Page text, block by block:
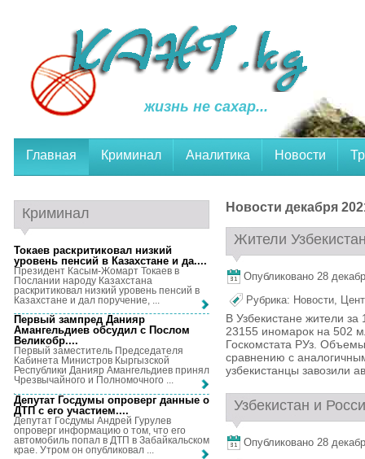
жизнь не сахар...
Главная Криминал Аналитика Новости
Новости декабря
Жители
Опубликовано 28
Рубрика: Новости,
В Узбекистане жители за
23155 иномарок на 502
Госкомстата РУз.
сравнению с
узбекистанцы завозили
Узбекистан и
Опубликовано 28
Криминал
Токаев раскритиковал низкий
уровень пенсий в Казахстане и да....
Президент Касым-Жомарт Токаев в
Послании народу Казахстана
раскритиковал низкий уровень пенсий в
Казахстане и дал поручение, ...
Первый зампред Данияр
Амангельдиев обсудил с Послом
Великобр....
Первый заместитель Председателя
Кабинета Министров Кыргызской
Республики Данияр Амангельдиев принял
Чрезвычайного и Полномочного ...
Депутат Госдумы опроверг данные о
ДТП с его участием....
Депутат Госдумы Андрей Гурулев
опроверг информацию о том, что его
автомобиль попал в ДТП в Забайкальском
крае. Утром он опубликовал ...